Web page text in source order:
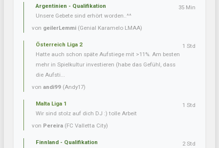
Argentinien - Qualifikation
Unsere Gebete sind erhört worden..^^
von geilerLemmi (Genial Karamelo LMAA)
35 Min
Österreich Liga 2
Hatte auch schon späte Aufstiege mit >11%. Am besten
mehr in Spielkultur investieren (habe das Gefühl, dass
die Aufsti...
von andi99 (Andy17)
1 Std
Malta Liga 1
Wir sind stolz auf dich DJ :) tolle Arbeit
von Pereira (FC Valletta City)
1 Std
Finnland - Qualifikation
2 Std